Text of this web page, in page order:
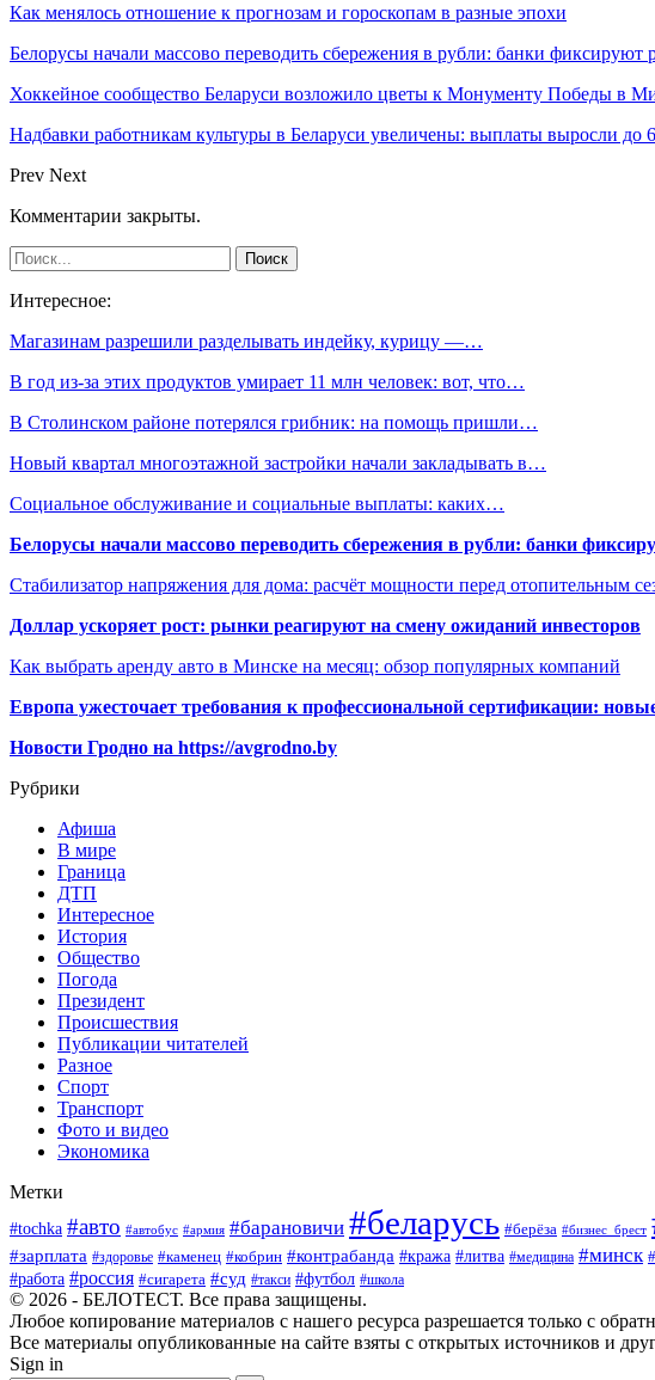
Как менялось отношение к прогнозам и гороскопам в разные эпохи
Белорусы начали массово переводить сбережения в рубли: банки фиксируют
Хоккейное сообщество Беларуси возложило цветы к Монументу Победы в
Надбавки работникам культуры в Беларуси увеличены: выплаты выросли до
Prev Next
Комментарии закрыты.
Интересное:
Магазинам разрешили разделывать индейку, курицу —…
В год из-за этих продуктов умирает 11 млн человек: вот, что…
В Столинском районе потерялся грибник: на помощь пришли…
Новый квартал многоэтажной застройки начали закладывать в…
Социальное обслуживание и социальные выплаты: каких…
Белорусы начали массово переводить сбережения в рубли: банки
Стабилизатор напряжения для дома: расчёт мощности перед отопительным
Доллар ускоряет рост: рынки реагируют на смену ожиданий инвесторов
Как выбрать аренду авто в Минске на месяц: обзор популярных компаний
Европа ужесточает требования к профессиональной сертификации:
Новости Гродно на https://avgrodno.by
Рубрики
Афиша
В мире
Граница
ДТП
Интересное
История
Общество
Погода
Президент
Происшествия
Публикации читателей
Разное
Спорт
Транспорт
Фото и видео
Экономика
Метки
#tochka #авто #автобус #армия #барановичи #беларусь #берёза #бизнес_брест
#зарплата #здоровье #каменец #кобрин #контрабанда #кража #литва #медицина #минск
#работа #россия #сигарета #суд #такси #футбол #школа
© 2026 - БЕЛОТЕСТ. Все права защищены.
Любое копирование материалов с нашего ресурса разрешается только с
Все материалы опубликованные на сайте взяты с открытых источников и
Sign in